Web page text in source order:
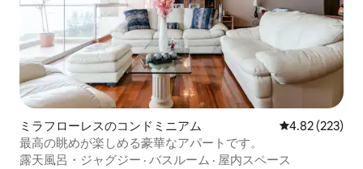
ミラフローレスのコンドミニアム レビュー223
4.82 (223)
最高の眺めが楽しめる豪華なアパートです。
露天風呂・ジャグジー · バスルーム · 屋内スペース